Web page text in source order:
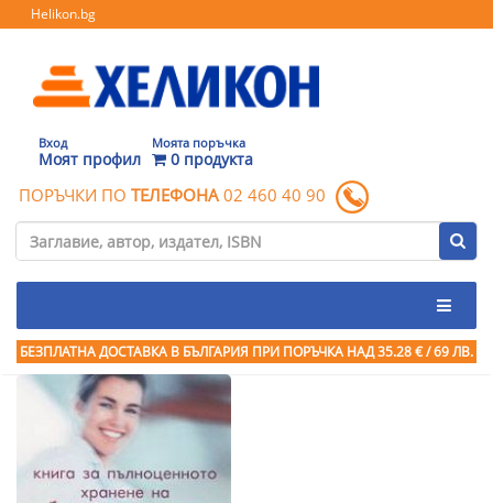
Helikon.bg
Вход
Моят профил
Моята поръчка
0 продукта
ПОРЪЧКИ ПО ТЕЛЕФОНА 02 460 40 90
БЕЗПЛАТНА ДОСТАВКА В БЪЛГАРИЯ ПРИ ПОРЪЧКА НАД 35.28 € / 69 ЛВ.